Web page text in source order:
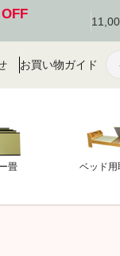
お買い物ガイド
畳 ベッド用